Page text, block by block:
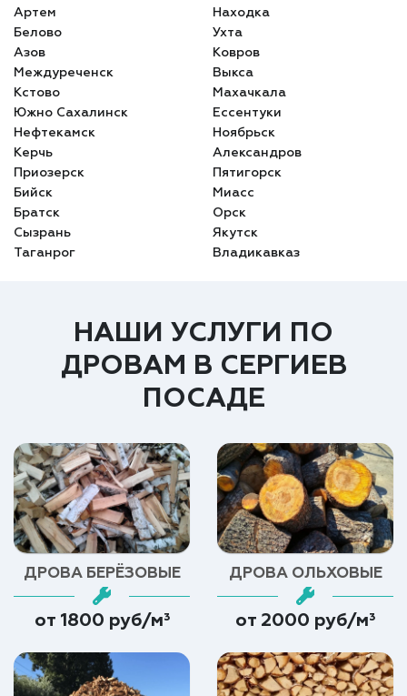
Артем
Находка
Белово
Ухта
Азов
Ковров
Междуреченск
Выкса
Кстово
Махачкала
Южно Сахалинск
Ессентуки
Нефтекамск
Ноябрьск
Керчь
Александров
Приозерск
Пятигорск
Бийск
Миасс
Братск
Орск
Сызрань
Якутск
Таганрог
Владикавказ
НАШИ УСЛУГИ ПО
ДРОВАМ В СЕРГИЕВ
ПОСАДЕ
ДРОВА БЕРЁЗОВЫЕ
от 1800 руб/м³
ДРОВА ОЛЬХОВЫЕ
от 2000 руб/м³